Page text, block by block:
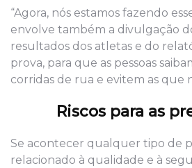
“Agora, nós estamos fazendo
envolve também a divulgação
resultados dos atletas e do
prova, para que as pessoas
corridas de rua e evitem as que
Riscos para as
Se acontecer qualquer tipo de
relacionado à qualidade e à